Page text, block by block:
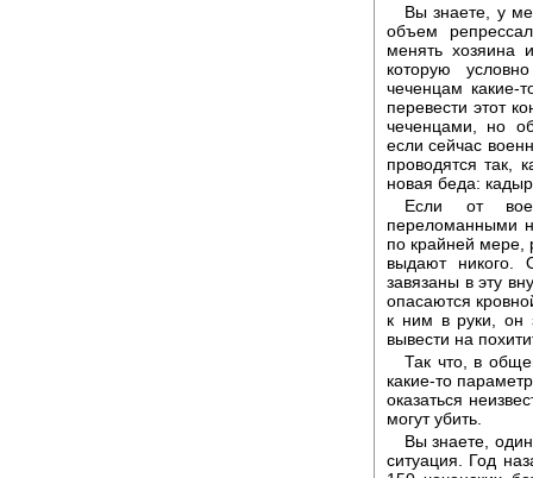
Вы знаете, у
объем
менять хозяина
которую
чеченцам какие-
перевести этот
чеченцами, но
если сейчас
проводятся так,
новая беда:
Если от
переломанными
по крайней мере,
выдают никого.
завязаны в эту
опасаются
к ним в руки, он
вывести на
Так что, в
какие-то
оказаться
могут убить.
Вы знаете,
ситуация. Год